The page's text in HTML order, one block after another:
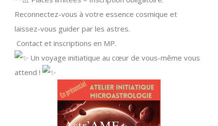
Reconnectez-vous à votre essence cosmique et
laissez-vous guider par les astres.
Contact et inscriptions en MP.
Un voyage initiatique au cœur de vous-même vous
attend !